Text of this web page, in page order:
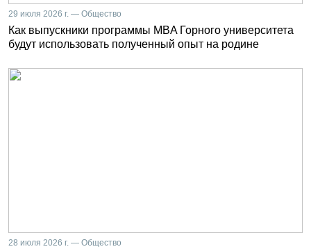
29 июля 2026 г. — Общество
Как выпускники программы MBA Горного университета
будут использовать полученный опыт на родине
28 июля 2026 г. — Общество